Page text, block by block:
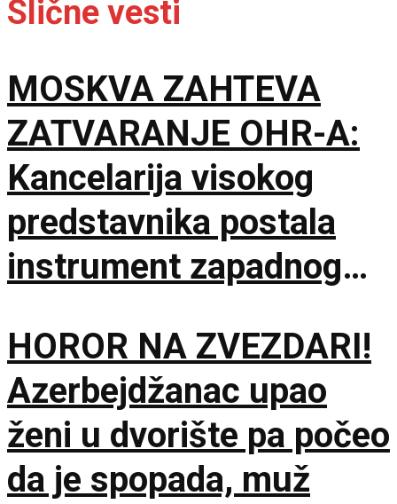
Slične vesti
MOSKVA ZAHTEVA
ZATVARANJE OHR-A:
Kancelarija visokog
predstavnika postala
instrument zapadnog
HOROR NA ZVEZDARI!
Azerbejdžanac upao
ženi u dvorište pa počeo
da je spopada, muž